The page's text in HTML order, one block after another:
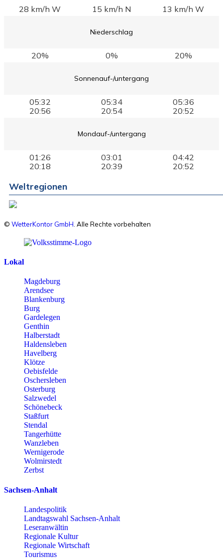
28 km/h W 15 km/h N 13 km/h W
Niederschlag
20% 0% 20%
Sonnenauf-/untergang
05:32
20:56
05:34
20:54
05:36
20:52
Mondauf-/untergang
01:26
20:18
03:01
20:39
04:42
20:52
Weltregionen
© WetterKontor GmbH . Alle Rechte vorbehalten
Lokal
Magdeburg
Arendsee
Blankenburg
Burg
Gardelegen
Genthin
Halberstadt
Haldensleben
Havelberg
Klötze
Oebisfelde
Oschersleben
Osterburg
Salzwedel
Schönebeck
Staßfurt
Stendal
Tangerhütte
Wanzleben
Wernigerode
Wolmirstedt
Zerbst
Sachsen-Anhalt
Landespolitik
Landtagswahl Sachsen-Anhalt
Leseranwältin
Regionale Kultur
Regionale Wirtschaft
Tourismus